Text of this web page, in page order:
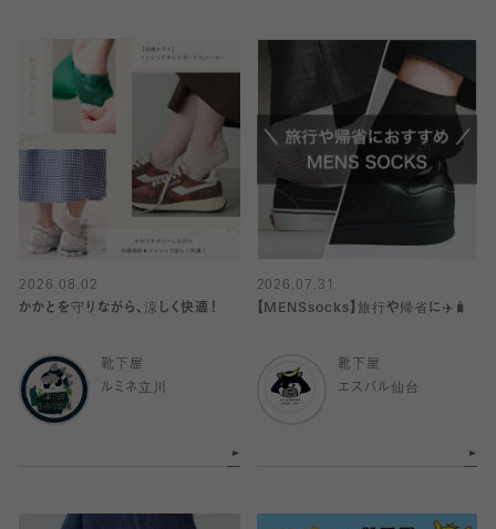
2026.08.02
かかとを守りながら、涼しく快適！
靴下屋
ルミネ立川
2026.07.31
【MENSsocks】旅行や帰省に✈️🧳
靴下屋
エスパル仙台